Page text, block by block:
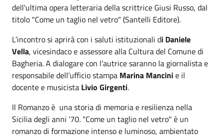
dell'ultima opera letteraria della scrittrice Giusi Russo, dal
titolo "Come un taglio nel vetro" (Santelli Editore).
L’incontro si aprirà con i saluti istituzionali di Daniele
Vella, vicesindaco e assessore alla Cultura del Comune di
Bagheria. A dialogare con l’autrice saranno la giornalista e
responsabile dell’ufficio stampa Marina Mancinie il
docente e musicista Livio Girgenti.
Il Romanzo è una storia di memoria e resilienza nella
Sicilia degli anni '70. "Come un taglio nel vetro" è un
romanzo di formazione intenso e luminoso, ambientato